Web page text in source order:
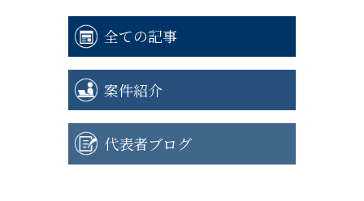
全ての記事
案件紹介
代表者ブログ